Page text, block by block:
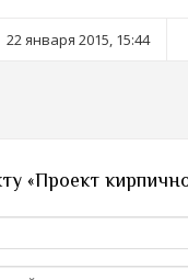
22 января 2015, 15:44
«Проект